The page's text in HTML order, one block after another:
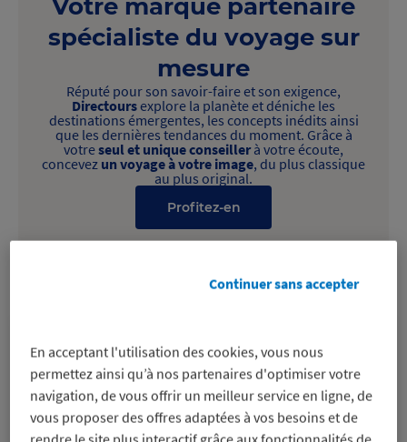
Votre marque partenaire
spécialiste du voyage sur
mesure
Réputé pour son savoir-faire et son exigence,
Directoursexplore la planète et déniche les
destinations émergentes, les concepts inédits ainsi
que les dernières tendances du moment. Grâce à
votreseul et unique conseillerà votre écoute,
concevez un voyage à votre image, du plus classique
au plus original.
Profitez-en
En acceptant l'utilisation des cookies, vous nous
permettez ainsi qu’à nos partenaires d'optimiser votre
navigation, de vous offrir un meilleur service en ligne, de
vous proposer des offres adaptées à vos besoins et de
Continuer sans accepter